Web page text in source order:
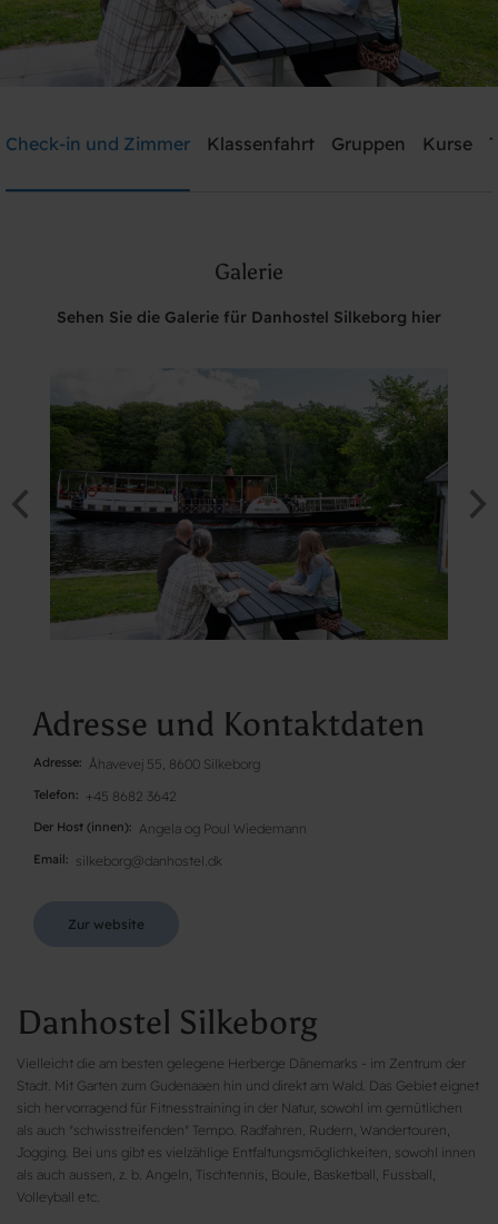
Brauchen Sie Hilfe? rufen Sie: +45 8682 3642
Check-in und Zimmer Klassenfahrt Gruppen Kurse
Galerie
Sehen Sie die Galerie für Danhostel Silkeborg hier
Adresse und Kontaktdaten
Adresse Åhavevej 55, 8600 Silkeborg
Telefon +45 8682 3642
Der Host (innen) Angela og Poul Wiedemann
Email silkeborg@danhostel.dk
Zur website
Danhostel Silkeborg
Vielleicht die am besten gelegene Herberge Dänemarks - im Zentrum der
Stadt. Mit Garten zum Gudenaaen hin und direkt am Wald. Das Gebiet eignet
sich hervorragend für Fitnesstraining in der Natur, sowohl im gemütlichen
als auch "schwisstreifenden" Tempo. Radfahren, Rudern, Wandertouren,
Jogging. Bei uns gibt es vielzählige Entfaltungsmöglichkeiten, sowohl innen
als auch aussen, z. b. Angeln, Tischtennis, Boule, Basketball, Fussball,
Volleyball etc.